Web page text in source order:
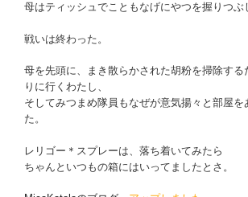
母はティッシュでこともなげにやつを握りつぶ
戦いは終わった。
母を先頭に、まき散らかされた胡粉を掃除する
りに行くわたし、
そしてみつまめ隊員もなぜが意気揚々と部屋を
た。
レリゴー＊スプレーは、落ち着いてみたら
ちゃんといつもの箱にはいってましたとさ。